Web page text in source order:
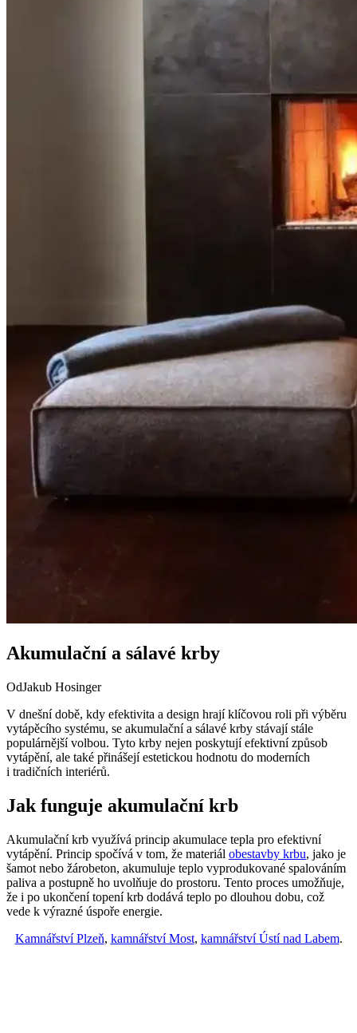
Akumulační a sálavé krby
OdJakub Hosinger
V dnešní době, kdy efektivita a design hrají klíčovou roli při výběru
vytápěcího systému, se akumulační a sálavé krby stávají stále
populárnější volbou. Tyto krby nejen poskytují efektivní způsob
vytápění, ale také přinášejí estetickou hodnotu do moderních
i tradičních interiérů.
Jak funguje akumulační krb
Akumulační krb využívá princip akumulace tepla pro efektivní
vytápění. Princip spočívá v tom, že materiál obestavby krbu, jako je
šamot nebo žárobeton, akumuluje teplo vyprodukované spalováním
paliva a postupně ho uvolňuje do prostoru. Tento proces umožňuje,
že i po ukončení topení krb dodává teplo po dlouhou dobu, což
vede k výrazné úspoře energie.
Kamnářství Plzeň, kamnářství Most, kamnářství Ústí nad Labem.